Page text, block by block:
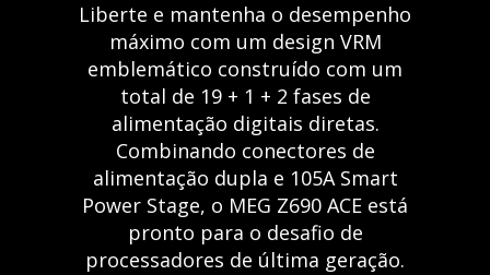
Liberte e mantenha o desempenho
máximo com um design VRM
emblemático construído com um
total de 19 + 1 + 2 fases de
alimentação digitais diretas.
Combinando conectores de
alimentação dupla e 105A Smart
Power Stage, o MEG Z690 ACE está
pronto para o desafio de
processadores de última geração.